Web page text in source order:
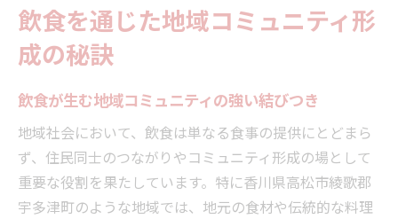
飲食を通じた地域コミュニティ形
成の秘訣
飲食が生む地域コミュニティの強い結びつき
地域社会において、飲食は単なる食事の提供にとどまら
ず、住民同士のつながりやコミュニティ形成の場として
重要な役割を果たしています。特に香川県高松市綾歌郡
宇多津町のような地域では、地元の食材や伝統的な料理